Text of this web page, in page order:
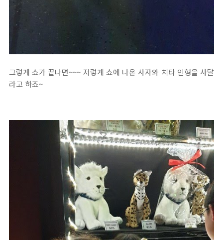
그렇게 쇼가 끝나면~~~ 저렇게 쇼에 나온 사자와 치타 인형을 사달
라고 하죠~